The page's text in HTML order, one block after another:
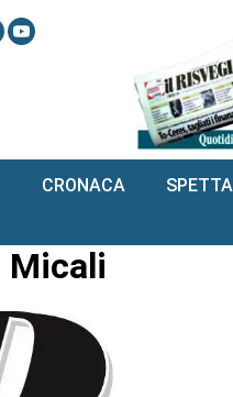
CRONACA
Micali